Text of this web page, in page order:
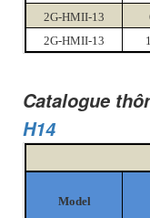
2G-HMII-13
2G-HMII-13
Catalogue
H14
Model